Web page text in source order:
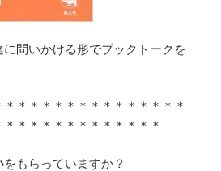
問いかける形でブックトークを
＊＊＊＊＊＊＊＊＊＊＊＊＊＊
＊＊＊＊＊＊＊＊＊＊＊＊
をもらっていますか？